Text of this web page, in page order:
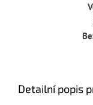
Detailní popis